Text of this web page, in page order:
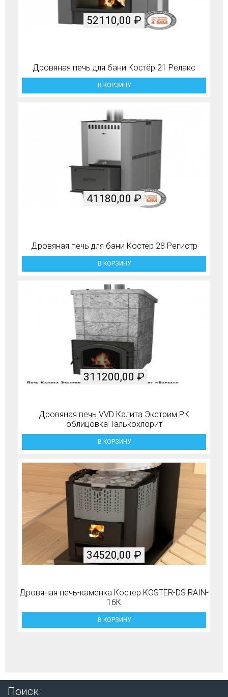
Дровяная печь для бани Костёр 21 Релакс
52110,00 ₽
В КОРЗИНУ
Дровяная печь для бани Костёр 28 Регистр
41180,00 ₽
В КОРЗИНУ
Дровяная печь VVD Калита Экстрим РК
облицовка Талькохлорит
311200,00 ₽
В КОРЗИНУ
Дровяная печь-каменка Костер KOSTER-DS RAIN-
16К
34520,00 ₽
В КОРЗИНУ
Поиск